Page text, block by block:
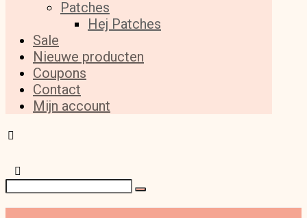
Patches
Hej Patches
Sale
Nieuwe producten
Coupons
Contact
Mijn account